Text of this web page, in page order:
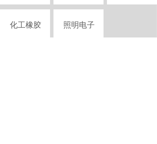
化工橡胶 照明电子